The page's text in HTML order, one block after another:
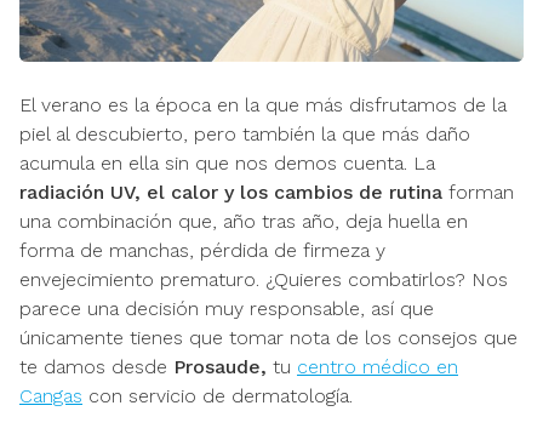
El verano es la época en la que más disfrutamos de la
piel al descubierto, pero también la que más daño
acumula en ella sin que nos demos cuenta. La
radiación UV, el calor y los cambios de rutina forman
una combinación que, año tras año, deja huella en
forma de manchas, pérdida de firmeza y
envejecimiento prematuro. ¿Quieres combatirlos? Nos
parece una decisión muy responsable, así que
únicamente tienes que tomar nota de los consejos que
te damos desde Prosaude, tu centro médico en
Cangas con servicio de dermatología.